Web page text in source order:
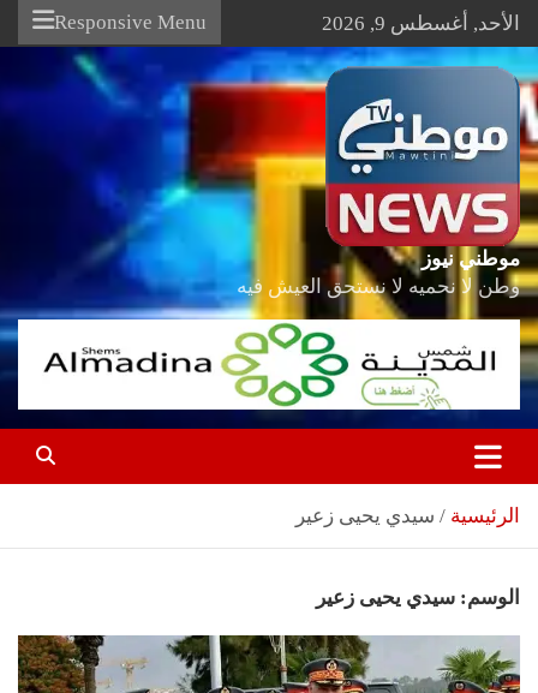
Skip
content
الأحد, أغسطس 9, 2026 Responsive Menu
موطني نيوز
وطن لا نحميه لا نستحق العيش فيه
الرئيسية سيدي يحيى زعير
الوسم: سيدي يحيى زعير